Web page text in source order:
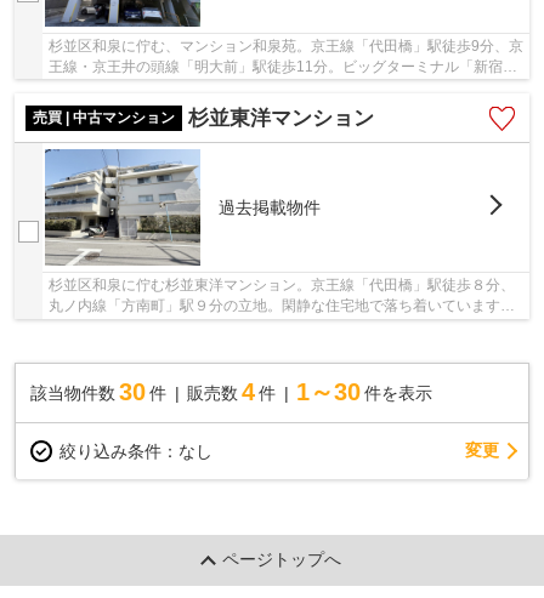
杉並区和泉に佇む、マンション和泉苑。京王線「代田橋」駅徒歩9分、京
王線・京王井の頭線「明大前」駅徒歩11分。ビッグターミナル「新宿」
売買 | 中古マンション
杉並東洋マンション
過去掲載物件
杉並区和泉に佇む杉並東洋マンション。京王線「代田橋」駅徒歩８分、
丸ノ内線「方南町」駅９分の立地。閑静な住宅地で落ち着いています。
該当物件数 30件 販売数 4 件 1～30 件を表示
絞り込み条件： なし 変更
ページトップへ